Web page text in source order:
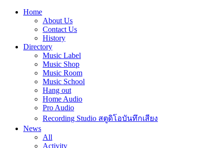
Home
About Us
Contact Us
History
Directory
Music Label
Music Shop
Music Room
Music School
Hang out
Home Audio
Pro Audio
Recording Studio สตูดิโอบันทึกเสียง
News
All
Activity